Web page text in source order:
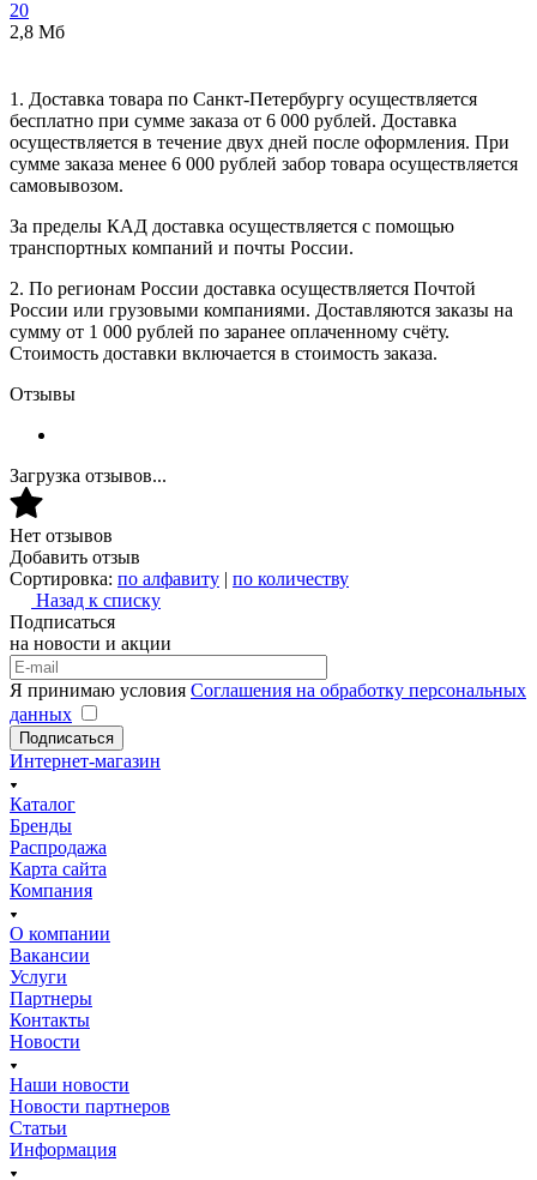
20
2,8 Мб
1. Доставка товара по Санкт-Петербургу осуществляется
бесплатно при сумме заказа от 6 000 рублей. Доставка
осуществляется в течение двух дней после оформления. При
сумме заказа менее 6 000 рублей забор товара осуществляется
самовывозом.
За пределы КАД доставка осуществляется с помощью
транспортных компаний и почты России.
2. По регионам России доставка осуществляется Почтой
России или грузовыми компаниями. Доставляются заказы на
сумму от 1 000 рублей по заранее оплаченному счёту.
Стоимость доставки включается в стоимость заказа.
Отзывы
Загрузка отзывов...
Нет отзывов
Добавить отзыв
Сортировка: по алфавиту | по количеству
Назад к списку
Подписаться
на новости и акции
Я принимаю условия Соглашения на обработку персональных
данных
Подписаться
Интернет-магазин
Каталог
Бренды
Распродажа
Карта сайта
Компания
О компании
Вакансии
Услуги
Партнеры
Контакты
Новости
Наши новости
Новости партнеров
Статьи
Информация